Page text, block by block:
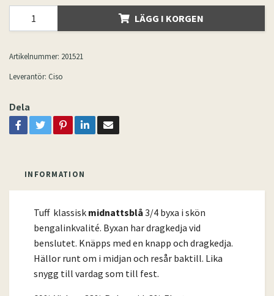
LÄGG I KORGEN
Artikelnummer: 201521
Leverantör: Ciso
Dela
INFORMATION
Tuff klassisk midnattsblå3/4 byxa i skön
bengalinkvalité. Byxan har dragkedja vid
benslutet. Knäpps med en knapp och dragkedja.
Hällor runt om i midjan och resår baktill. Lika
snygg till vardag som till fest.